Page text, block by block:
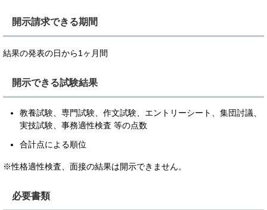
開示請求できる期間
結果の発表の日から1ヶ月間
開示できる試験結果
教養試験、専門試験、作文試験、エントリーシート、集団討議、
実技試験、事務適性検査 等の点数
合計点による順位
※性格適性検査、面接の結果は開示できません。
必要書類